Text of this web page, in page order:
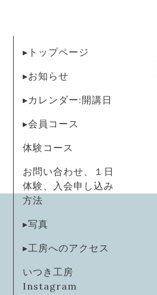
▸トップページ
▸お知らせ
▸カレンダー:開講日
▸会員コース
体験コース
お問い合わせ、１日
体験、入会申し込み
方法
▸写真
▸工房へのアクセス
いつき工房
Instagram